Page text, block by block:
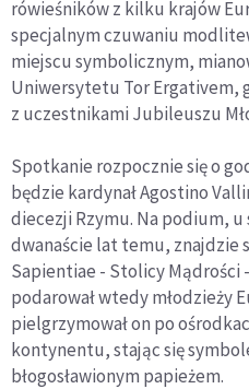
rówieśników z kilku krajów
specjalnym czuwaniu
miejscu symbolicznym,
Uniwersytetu Tor Ergativem,
z uczestnikami Jubileuszu
Spotkanie rozpocznie się o
będzie kardynał Agostino
diecezji Rzymu. Na podium,
dwanaście lat temu, znajdzie
Sapientiae - Stolicy Mądrości
podarował wtedy młodzieży
pielgrzymował on po
kontynentu, stając się
błogosławionym papieżem.